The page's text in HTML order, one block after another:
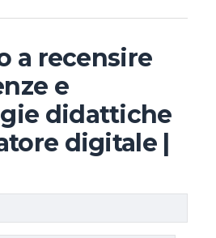
a recensire
e
didattiche
digitale |